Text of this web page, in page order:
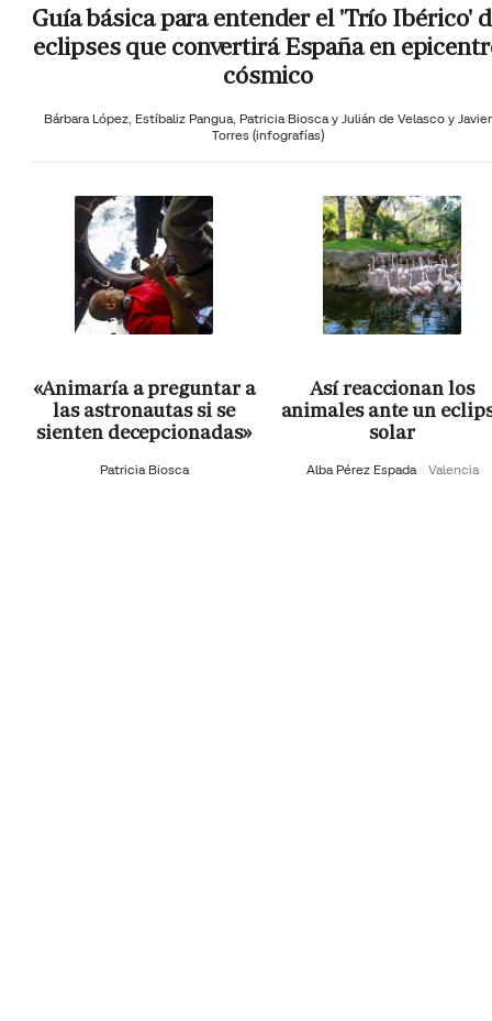
Guía básica para entender el 'Trío Ibérico'
eclipses que convertirá España en
cósmico
Bárbara López, Estíbaliz Pangua, Patricia Biosca y Julián de Velasco y Javier
Torres (infografías)
«Animaría a preguntar a
las astronautas si se
sienten decepcionadas»
Patricia Biosca
Así reaccionan los
animales ante un
solar
Alba Pérez Espada Valencia